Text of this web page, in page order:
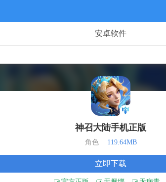
安卓软件
神召大陆手机正版
角色 119.64MB
立即下载